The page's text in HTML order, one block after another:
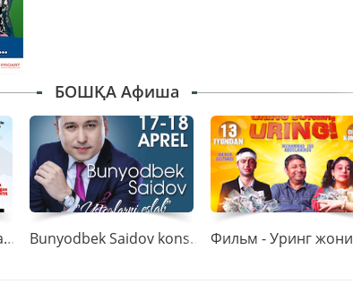
БОШҚА Афиша
“Пайшанбадан пайшанбагача 2” Bunyodbek Saidov konsert 2018